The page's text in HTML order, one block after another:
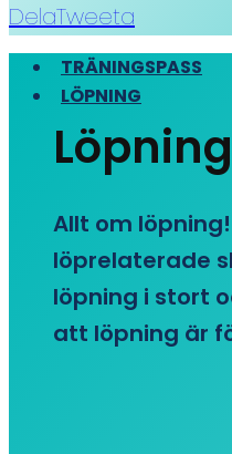
DelaTweeta
TRÄNINGSPASS
LÖPNING
Löpning
Allt om
löprelaterade
löpning i stort
att löpning är